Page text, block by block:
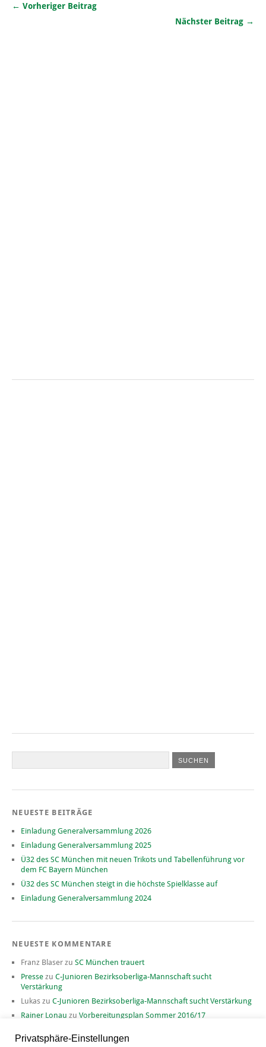
← Vorheriger Beitrag
Nächster Beitrag →
NEUESTE BEITRÄGE
Einladung Generalversammlung 2026
Einladung Generalversammlung 2025
Ü32 des SC München mit neuen Trikots und Tabellenführung vor
dem FC Bayern München
Ü32 des SC München steigt in die höchste Spielklasse auf
Einladung Generalversammlung 2024
NEUESTE KOMMENTARE
Franz Blaser zu SC München trauert
Presse zu C-Junioren Bezirksoberliga-Mannschaft sucht
Verstärkung
Lukas zu C-Junioren Bezirksoberliga-Mannschaft sucht Verstärkung
Rainer Lonau zu Vorbereitungsplan Sommer 2016/17
Privatsphäre-Einstellungen